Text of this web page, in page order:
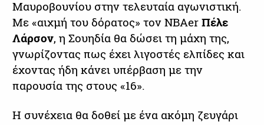
Μαυροβουνίου στην τελευταία αγωνιστική.
Με «αιχμή του δόρατος» τον NBAerΠέλε
Λάρσον, η Σουηδία θα δώσει τη μάχη της,
γνωρίζοντας πως έχει λιγοστές ελπίδες και
έχοντας ήδη κάνει υπέρβαση με την
παρουσία της στους «16».
H συνέχεια θα δοθεί με ένα ακόμη ζευγάρι